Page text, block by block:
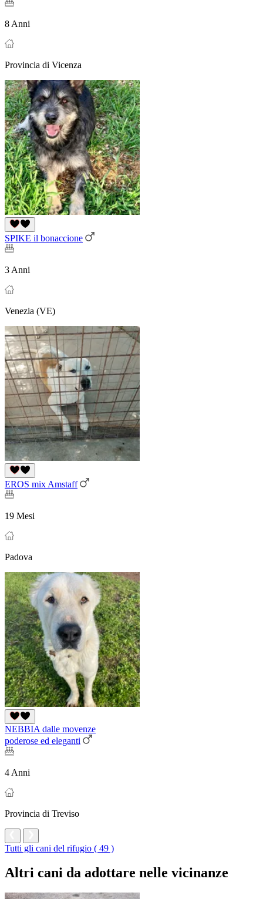
8 Anni
Provincia di Vicenza
SPIKE il bonaccione
3 Anni
Venezia (VE)
EROS mix Amstaff
19 Mesi
Padova
NEBBIA dalle movenze
poderose ed eleganti
4 Anni
Provincia di Treviso
Tutti gli cani del rifugio ( 49 )
Altri cani da adottare nelle vicinanze